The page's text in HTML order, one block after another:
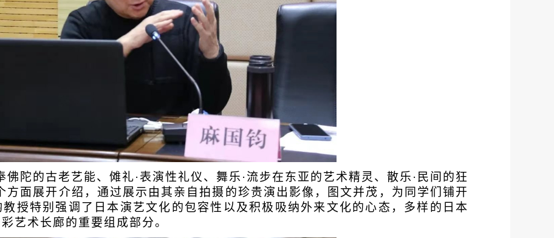
佛陀的古老艺能、傩礼·表演性礼仪、舞乐·流步在东亚的艺术精灵、散乐·民间的狂
方面展开介绍，通过展示由其亲自拍摄的珍贵演出影像，图文并茂，为同学们铺开
授特别强调了日本演艺文化的包容性以及积极吸纳外来文化的心态，多样的日本
艺术长廊的重要组成部分。